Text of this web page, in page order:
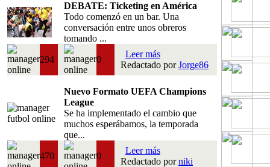
DEBATE: Ticketing en América
Todo comenzó en un bar. Una
conversación entre unos obreros
tomando ...
294 0
Leer más
Redactado porJorge86
Nuevo Formato UEFA Champions
League
Se ha implementado el cambio que
muchos esperábamos, la temporada
que...
470 0
Leer más
Redactado porniki